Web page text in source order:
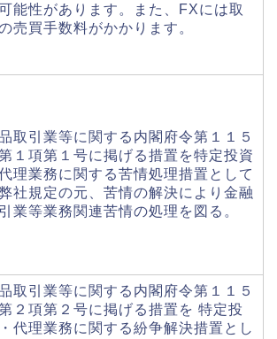
能性があります。また、FXには取
売買手数料がかかります。
取引業等に関する内閣府令第１１５
１項第１号に掲げる措置を特定投資
理業務に関する苦情処理措置として
社規定の元、苦情の解決により金融
業等業務関連苦情の処理を図る。
取引業等に関する内閣府令第１１５
２項第２号に掲げる措置を 特定投
代理業務に関する紛争解決措置とし